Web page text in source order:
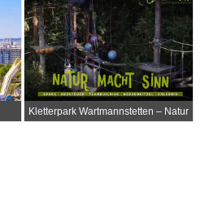
Kletterpark Wartmannstetten – Natur